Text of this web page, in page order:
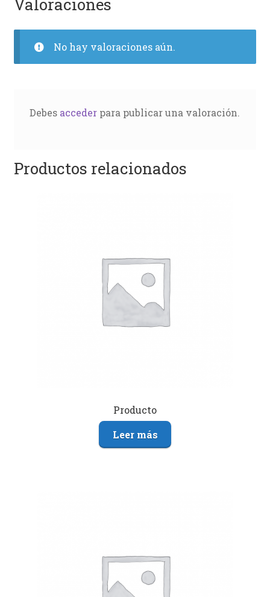
Valoraciones
No hay valoraciones aún.
Debes accederpara publicar una valoración.
Productos relacionados
Producto
Leer más